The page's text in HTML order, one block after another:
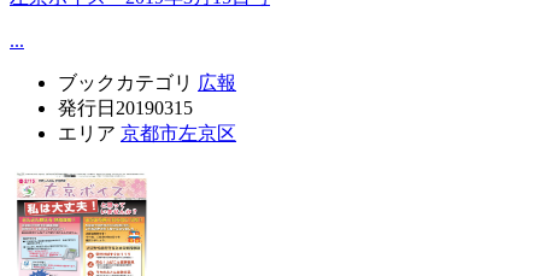
...
ブックカテゴリ 広報
発行日 20190315
エリア 京都市左京区